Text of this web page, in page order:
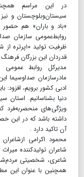
در این مراسم
سیستان‌و‌بلوچستان و
«باد و باران» هم
روابط‌عمومی سازمان
ظرفیت
قدردان این بزرگان
مدیر‌کل روابط عمومی
مادرسازمان صداوسیما
ادبی کشور برویم، افزود:
دنیا بشناسانیم. استان
ویژگی‌های منحصربه‌فرد
داشته باشد که در این
آن تاکید دارد .
محمود اکرامی
شاعران تولید‌کننده
شاعری، ‌شخصیتی
همچنین با عنوان این